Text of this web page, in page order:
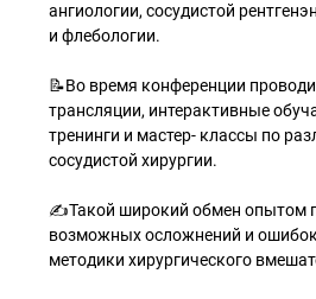
ангиологии, сосудистой
и флебологии.
📝Во время конференции
трансляции, интерактивные
тренинги и мастер- классы по
сосудистой хирургии.
✍️Такой широкий обмен опытом
возможных осложнений и
методики хирургического